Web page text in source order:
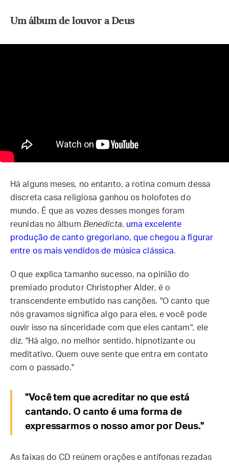
Um álbum de louvor a Deus
Há alguns meses, no entanto, a rotina comum dessa
discreta casa religiosa ganhou os holofotes do
mundo. É que as vozes desses monges foram
reunidas no álbum Benedicta, uma excelente
produção de canto gregoriano, que chegou a figurar
entre os mais vendidos de música clássica.
O que explica tamanho sucesso, na opinião do
premiado produtor Christopher Alder, é o
transcendente embutido nas canções. ­"O canto que
nós gravamos significa algo para eles, e você pode
ouvir isso na sinceridade com que eles cantam", ele
diz. "Há algo, no melhor sentido, hipnotizante ou
meditativo. Quem ouve sente que entra em contato
com o passado."
"Você tem que acreditar no que está
cantando. O canto é uma forma de
expressarmos o nosso amor por Deus."
As faixas do CD reúnem orações e antífonas rezadas